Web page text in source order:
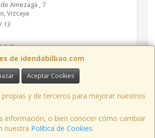
de idendabilbao.com
Aceptar Cookies
y de terceros para mejorar nuestros
información, o bien conocer cómo cambiar
nuestra Política de Cookies.
Amezaga , 7
,Vizcaya
13
- 14 y 16 - 20
España. - C.I.F.: B95652079 - Tfno: